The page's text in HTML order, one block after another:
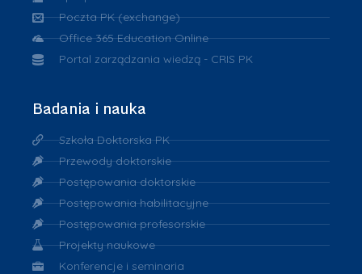
Poczta PK (exchange)
Office 365 Education Online
Portal zarządzania wiedzą - CRIS PK
Badania i nauka
Szkoła Doktorska PK
Przewody doktorskie
Postępowania doktorskie
Postępowania habilitacyjne
Postępowania profesorskie
Projekty naukowe
Konferencje i seminaria